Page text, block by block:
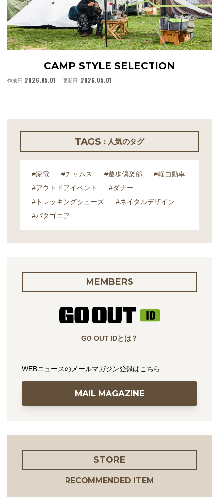
CAMP STYLE SELECTION
作成日 2026.05.01 更新日 2026.05.01
TAGS : 人気のタグ
#家電 #チャムス #遊歩倶楽部
#軽自動車
#アウトドアイベント
#ダナー
#トレッキングシューズ
#ネイタルデザイン
#パタゴニア
MEMBERS
GO OUT IDとは？
WEBニュースのメールマガジン登録はこちら
MAIL MAGAZINE
STORE
RECOMMENDED ITEM